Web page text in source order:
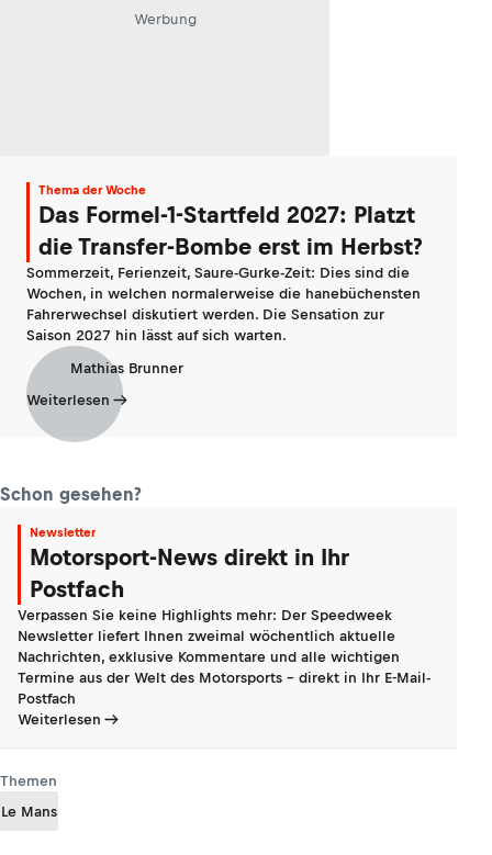
Werbung
Thema der Woche
Das Formel-1-Startfeld 2027: Platzt
die Transfer-Bombe erst im Herbst?
Sommerzeit, Ferienzeit, Saure-Gurke-Zeit: Dies sind die
Wochen, in welchen normalerweise die hanebüchensten
Fahrerwechsel diskutiert werden. Die Sensation zur
Saison 2027 hin lässt auf sich warten.
Mathias Brunner
Weiterlesen
Schon gesehen?
Newsletter
Motorsport-News direkt in Ihr
Postfach
Verpassen Sie keine Highlights mehr: Der Speedweek
Newsletter liefert Ihnen zweimal wöchentlich aktuelle
Nachrichten, exklusive Kommentare und alle wichtigen
Termine aus der Welt des Motorsports - direkt in Ihr E-Mail-
Postfach
Weiterlesen
Themen
Le Mans